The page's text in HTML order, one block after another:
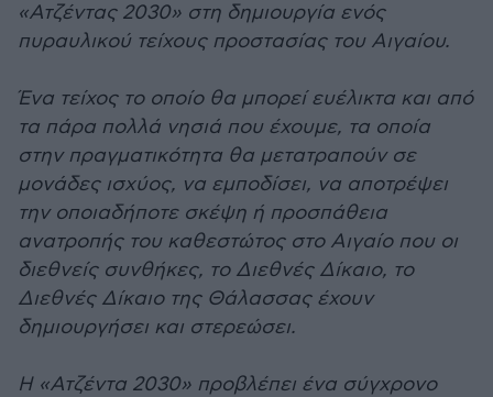
«Ατζέντας 2030» στη δημιουργία ενός
πυραυλικού τείχους προστασίας του Αιγαίου.
Ένα τείχος το οποίο θα μπορεί ευέλικτα και από
τα πάρα πολλά νησιά που έχουμε, τα οποία
στην πραγματικότητα θα μετατραπούν σε
μονάδες ισχύος, να εμποδίσει, να αποτρέψει
την οποιαδήποτε σκέψη ή προσπάθεια
ανατροπής του καθεστώτος στο Αιγαίο που οι
διεθνείς συνθήκες, το Διεθνές Δίκαιο, το
Διεθνές Δίκαιο της Θάλασσας έχουν
δημιουργήσει και στερεώσει.
Η «Ατζέντα 2030» προβλέπει ένα σύγχρονο